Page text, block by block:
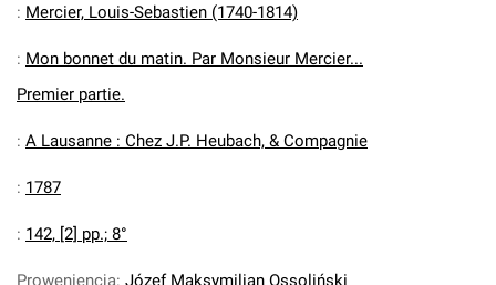
: Mercier, Louis-Sebastien (1740-1814)
: Mon bonnet du matin. Par Monsieur Mercier...
Premier partie.
: A Lausanne : Chez J.P. Heubach, & Compagnie
: 1787
: 142, [2] pp.; 8°
Proweniencja: Józef Maksymilian Ossoliński